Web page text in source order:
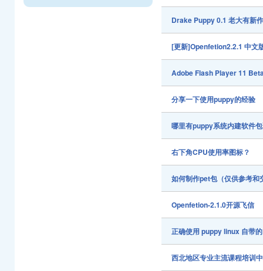
Drake Puppy 0.1 老大有新
[更新]Openfetion2.2.1 中文
Adobe Flash Player 11
分享一下使用puppy的经验
哪里有puppy系统内建软件
右下角CPU使用率图标？
如何制作pet包（仅供参考和
Openfetion-2.1.0开源飞信
正确使用 puppy linux 自带
西北地区专业主流课程培训